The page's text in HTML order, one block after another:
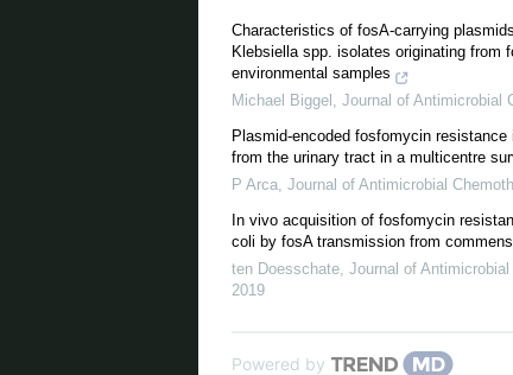
Characteristics of fosA-carrying
Klebsiella spp. isolates originating from
environmental samples
Michael Biggel , Journal of Antimicrobial
Plasmid-encoded fosfomycin resistance
from the urinary tract in a multicentre
P Arca, Journal of Antimicrobial
In vivo acquisition of fosfomycin
coli by fosA transmission from
ten Doesschate, Journal of
2019
Powered by